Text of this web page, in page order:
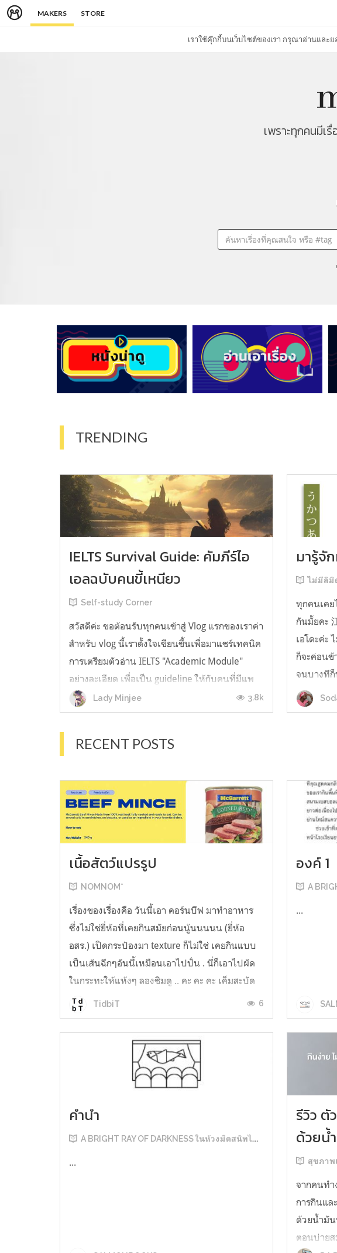
MAKERS STORE
เราใช้คุ๊กกี้บนเว็บไซต์ของเรา กรุณาอ่านและ
เพราะทุกคนมีเ
TRENDING
IELTS Survival Guide: คัมภีร์ไอ
เอลฉบับคนขี้เหนียว
Self-study Corner
สวัสดีค่ะ ขอต้อนรับทุกคนเข้าสู่ Vlog แรกของเราค่า
สำหรับ vlog นี้เราตั้งใจเขียนขึ้นเพื่อมาแชร์เทคนิค
การเตรียมตัวอ่าน IELTS "Academic Module"
อย่างละเอียด เพื่อเป็น guideline ให้กับคนที่มีแพ
ลนจะสอบแต่ไม่รู้ต้องเริ่มตรงไหน หรืออยากจะได้
ข้อมูลเพิ่มเติมมาเสริมความมั่นใจจากที่ตัวเองเรียน
Lady Minjee 3.8k
มารู้จั
ไม่มีลิมิ
ทุกคนเคย
กันมั้ยคะ
เอโดะค่ะ
ก็จะค่อนข้
จนบางทีก็
คิดถึงคนอื่
มารยาทดี
RECENT POSTS
เนื้อสัตว์แปรรูป
NOMNOM*
เรื่องของเรื่องคือ วันนี้เอา คอร์นบีฟ มาทำอาหาร
ซึ่งไม่ใช่ยี่ห้อที่เคยกินสมัยก่อนนู้นนนนน (ยี่ห้อ
อสร.) เปิดกระป๋องมา texture ก็ไม่ใช่ เคยกินแบบ
เป็นเส้นฉีกๆอันนี้เหมือนเอาไปปั่น . นี่ก็เอาไปผัด
ในกระทะให้แห้งๆ ลองชิมดู .. คะ คะ คะ เค็มสะบัด
O o" ... แบบใช้โควต้ากินโซเดียมทั้งสัปดาห์
ต้องหาผักนึ่ง ...
TidbiT 6
องค์ 1
A
...
คำนำ
A BRIGHT RAY OF DARKNESS ในห้วงมืดสนิทไม่มิดแสง
...
รีวิว ตั
ด้วยน้
สุขภาพ
จากคนทำ
การกินแล
ด้วยน้ำมัน
ตอนบ่ายส